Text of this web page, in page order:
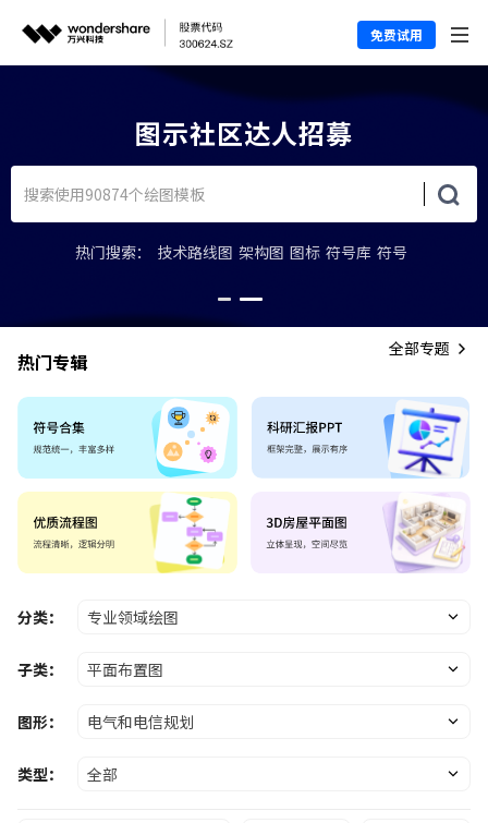
免费试用
上图示学堂，轻松上手图示软件
热门搜索： 技术路线图 架构图 图标 符号库 符号
热门专辑
全部专题
分类： 专业领域绘图
子类： 平面布置图
图形： 电气和电信规划
类型： 全部